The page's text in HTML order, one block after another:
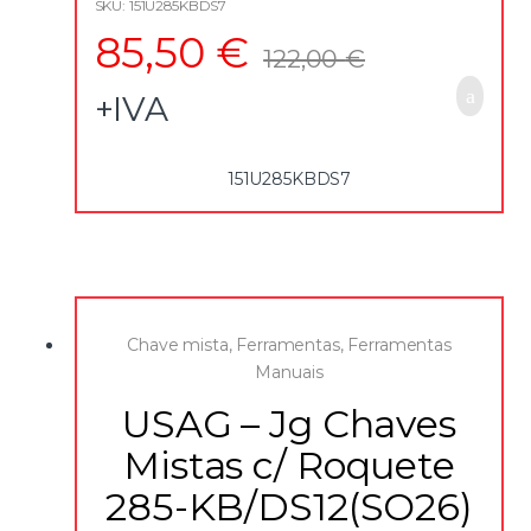
SKU: 151U285KBDS7
85,50 € 122,00€
+IVA
151U285KBDS7
Chave mista, Ferramentas, Ferramentas
Manuais
USAG – Jg Chaves
Mistas c/ Roquete
285-KB/DS12(SO26)